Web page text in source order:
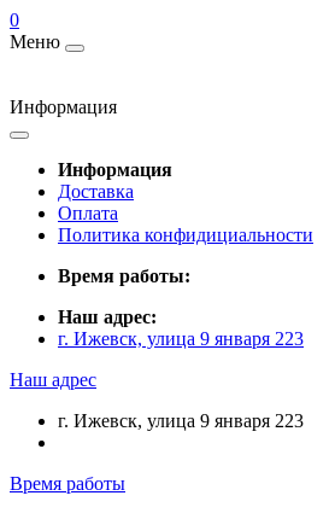
0
Меню
Информация
Информация
Доставка
Оплата
Политика конфидициальности
Время работы:
Наш адрес:
г. Ижевск, улица 9 января 223
Наш адрес
г. Ижевск, улица 9 января 223
Время работы